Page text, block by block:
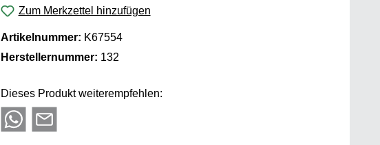
Zum Merkzettel hinzufügen
Artikelnummer: K67554
Herstellernummer: 132
Dieses Produkt weiterempfehlen: